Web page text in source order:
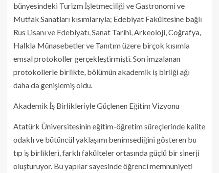
bünyesindeki Turizm İşletmeciliği ve Gastronomi ve
Mutfak Sanatları kısımlarıyla; Edebiyat Fakültesine bağlı
Rus Lisanı ve Edebiyatı, Sanat Tarihi, Arkeoloji, Coğrafya,
Halkla Münasebetler ve Tanıtım üzere birçok kısımla
emsal protokoller gerçekleştirmişti. Son imzalanan
protokollerle birlikte, bölümün akademik iş birliği ağı
daha da genişlemiş oldu.
Akademik İş Birlikleriyle Güçlenen Eğitim Vizyonu
Atatürk Üniversitesinin eğitim-öğretim süreçlerinde kalite
odaklı ve bütüncül yaklaşımı benimsediğini gösteren bu
tıp iş birlikleri, farklı fakülteler ortasında güçlü bir sinerji
oluşturuyor. Bu yapılar sayesinde öğrenci memnuniyeti